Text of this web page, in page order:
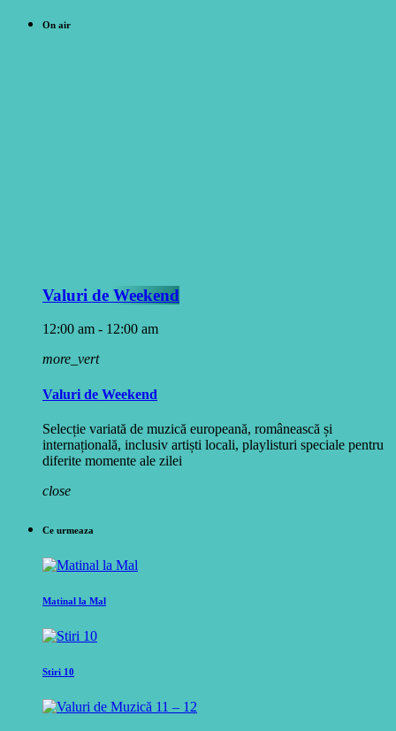
On air
Valuri de Weekend
12:00 am - 12:00 am
more_vert
Valuri de Weekend
Selecție variată de muzică europeană, românească și
internațională, inclusiv artiști locali, playlisturi speciale pentru
diferite momente ale zilei
close
Ce urmeaza
Matinal la Mal
Stiri 10